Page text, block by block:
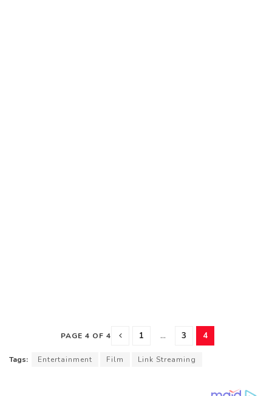
PAGE 4 OF 4 1 ... 3 4
Tags: Entertainment Film Link Streaming